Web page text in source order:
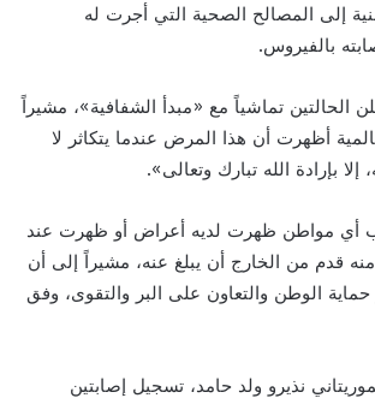
إلى المصالح الصحية التي أجرت له
بالفيروس.
الحالتين تماشياً مع «مبدأ الشفافية»، مشيراً
أظهرت أن هذا المرض عندما يتكاثر لا
بإرادة الله تبارك وتعالى».
أي مواطن ظهرت لديه أعراض أو ظهرت عند
قدم من الخارج أن يبلغ عنه، مشيراً إلى أن
الوطن والتعاون على البر والتقوى، وفق
نذيرو ولد حامد، تسجيل إصابتين